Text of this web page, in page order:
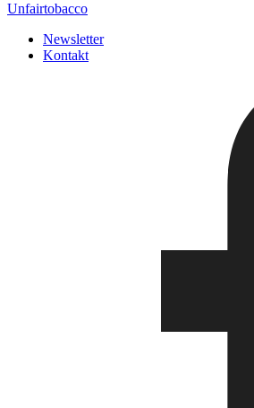
Unfairtobacco
Newsletter
Kontakt